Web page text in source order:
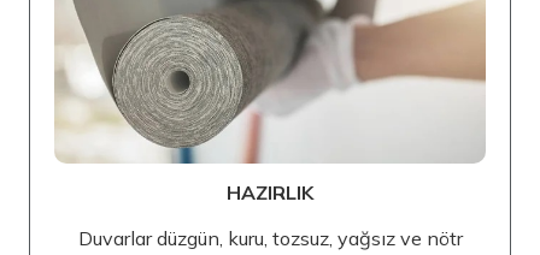
HAZIRLIK
Duvarlar düzgün, kuru, tozsuz, yağsız ve nötr